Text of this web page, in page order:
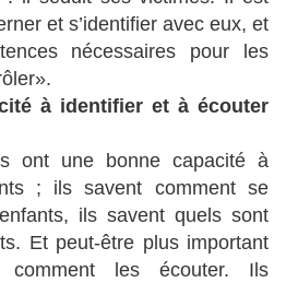
et s’identifier avec eux, et
nécessaires pour les
à identifier et à écouter
ont une bonne capacité à
; ils savent comment se
ils savent quels sont
Et peut-être plus important
les écouter. Ils